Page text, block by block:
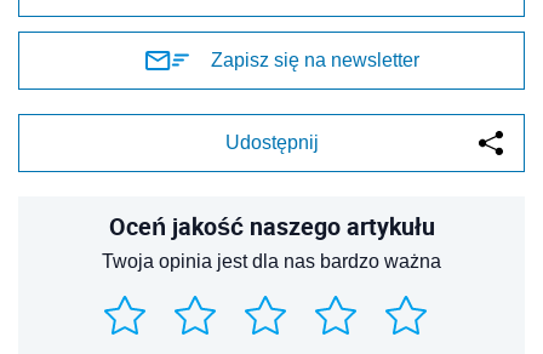
Zapisz się na newsletter
Udostępnij
Oceń jakość naszego artykułu
Twoja opinia jest dla nas bardzo ważna